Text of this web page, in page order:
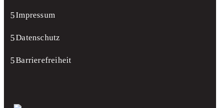
Impressum
Datenschutz
Barrierefreiheit